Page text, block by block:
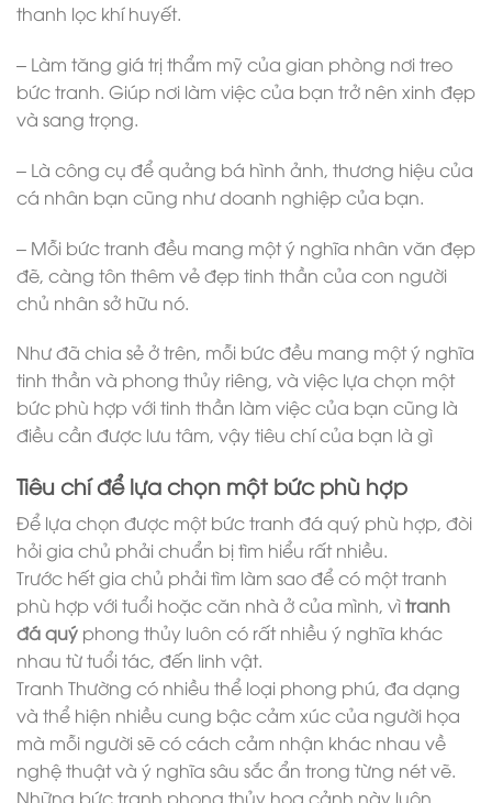
thanh lọc khí huyết.
– Làm tăng giá trị thẩm mỹ của gian phòng nơi treo
bức tranh. Giúp nơi làm việc của bạn trở nên xinh đẹp
và sang trọng.
– Là công cụ để quảng bá hình ảnh, thương hiệu của
cá nhân bạn cũng như doanh nghiệp của bạn.
– Mỗi bức tranh đều mang một ý nghĩa nhân văn đẹp
đẽ, càng tôn thêm vẻ đẹp tinh thần của con người
chủ nhân sở hữu nó.
Như đã chia sẻ ở trên, mỗi bức đều mang một ý nghĩa
tinh thần và phong thủy riêng, và việc lựa chọn một
bức phù hợp với tinh thần làm việc của bạn cũng là
điều cần được lưu tâm, vậy tiêu chí của bạn là gì
Tiêu chí để lựa chọn một bức phù hợp
Để lựa chọn được một bứctranh đá quý phù hợp, đòi
hỏi gia chủ phải chuẩn bị tìm hiểu rất nhiều.
Trước hết gia chủ phải tìm làm sao để có một tranh
phù hợp với tuổi hoặc căn nhà ở của mình, vìtranh
đá quý phong thủy luôn có rất nhiều ý nghĩa khác
nhau từ tuổi tác, đến linh vật.
Tranh Thường có nhiều thể loại phong phú, đa dạng
và thể hiện nhiều cung bậc cảm xúc của người họa
mà mỗi người sẽ có cách cảm nhận khác nhau về
nghệ thuật và ý nghĩa sâu sắc ẩn trong từng nét vẽ.
Những bức tranh phong thủy họa cảnh này luôn